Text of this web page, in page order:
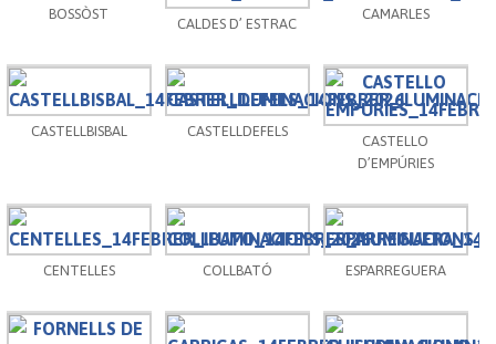
BOSSÒST
CALDES D’ ESTRAC
CAMARLES
CASTELLBISBAL CASTELLDEFELS
CASTELLO
D’EMPÚRIES
CENTELLES COLLBATÓ ESPARREGUERA